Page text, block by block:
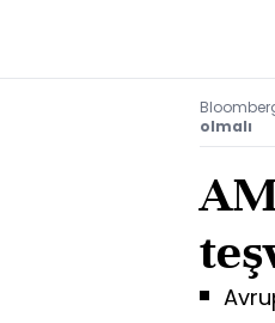
olmalı